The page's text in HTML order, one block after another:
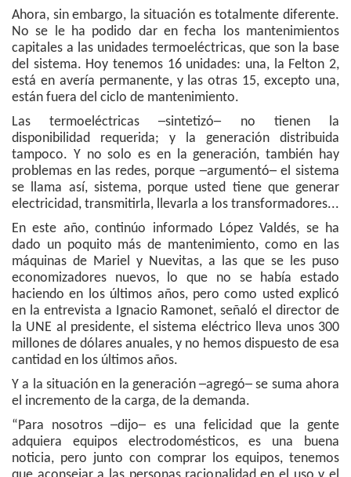
Ahora, sin embargo, la situación es totalmente diferente.
No se le ha podido dar en fecha los mantenimientos
capitales a las unidades termoeléctricas, que son la base
del sistema. Hoy tenemos 16 unidades: una, la Felton 2,
está en avería permanente, y las otras 15, excepto una,
están fuera del ciclo de mantenimiento.
Las termoeléctricas ─sintetizó─ no tienen la
disponibilidad requerida; y la generación distribuida
tampoco. Y no solo es en la generación, también hay
problemas en las redes, porque ─argumentó─ el sistema
se llama así, sistema, porque usted tiene que generar
electricidad, transmitirla, llevarla a los transformadores...
En este año, continúo informado López Valdés, se ha
dado un poquito más de mantenimiento, como en las
máquinas de Mariel y Nuevitas, a las que se les puso
economizadores nuevos, lo que no se había estado
haciendo en los últimos años, pero como usted explicó
en la entrevista a Ignacio Ramonet, señaló el director de
la UNE al presidente, el sistema eléctrico lleva unos 300
millones de dólares anuales, y no hemos dispuesto de esa
cantidad en los últimos años.
Y a la situación en la generación ─agregó─ se suma ahora
el incremento de la carga, de la demanda.
“Para nosotros ─dijo─ es una felicidad que la gente
adquiera equipos electrodomésticos, es una buena
noticia, pero junto con comprar los equipos, tenemos